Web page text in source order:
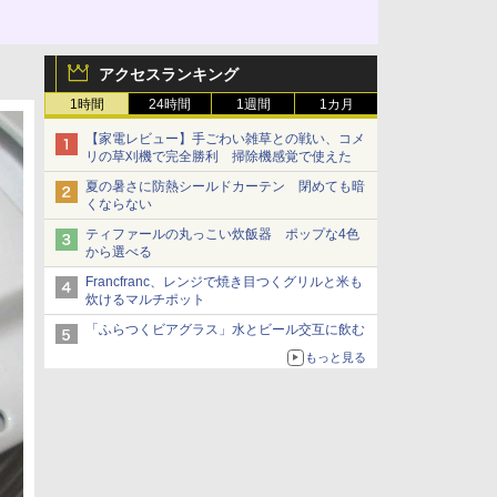
アクセスランキング
1時間 24時間 1週間 1カ月
【家電レビュー】手ごわい雑草との戦い、コメ
リの草刈機で完全勝利 掃除機感覚で使えた
夏の暑さに防熱シールドカーテン 閉めても暗
くならない
ティファールの丸っこい炊飯器 ポップな4色
から選べる
Francfranc、レンジで焼き目つくグリルと米も
炊けるマルチポット
「ふらつくビアグラス」水とビール交互に飲む
もっと見る